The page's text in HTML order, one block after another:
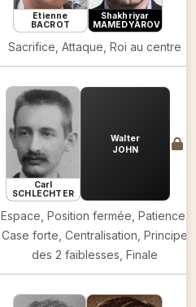
Etienne
BACROT
Shakhriyar
MAMEDYAROV
Sacrifice, Attaque, Roi au centre
Carl
SCHLECHTER
Walter
JOHN
Espace, Position fermée, Patience,
Case forte, Centralisation, Principe
des 2 faiblesses, Finale